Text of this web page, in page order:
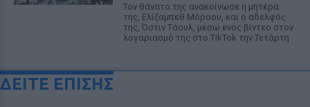
Τον θάνατο της ανακοίνωσε η μητέρα
της, Ελίζαμπεθ Μόροου, και ο αδελφός
της, Όστιν Τάουλ, μέσω ενός βίντεο στον
λογαριασμό της στο TikTok την Τετάρτη
ΔΕΙΤΕ ΕΠΙΣΗΣ